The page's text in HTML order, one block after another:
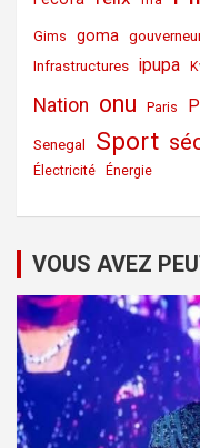
Gims goma
Infrastructures ipupa
Nation onu Paris
Senegal Sport
Électricité Énergie
VOUS AVEZ